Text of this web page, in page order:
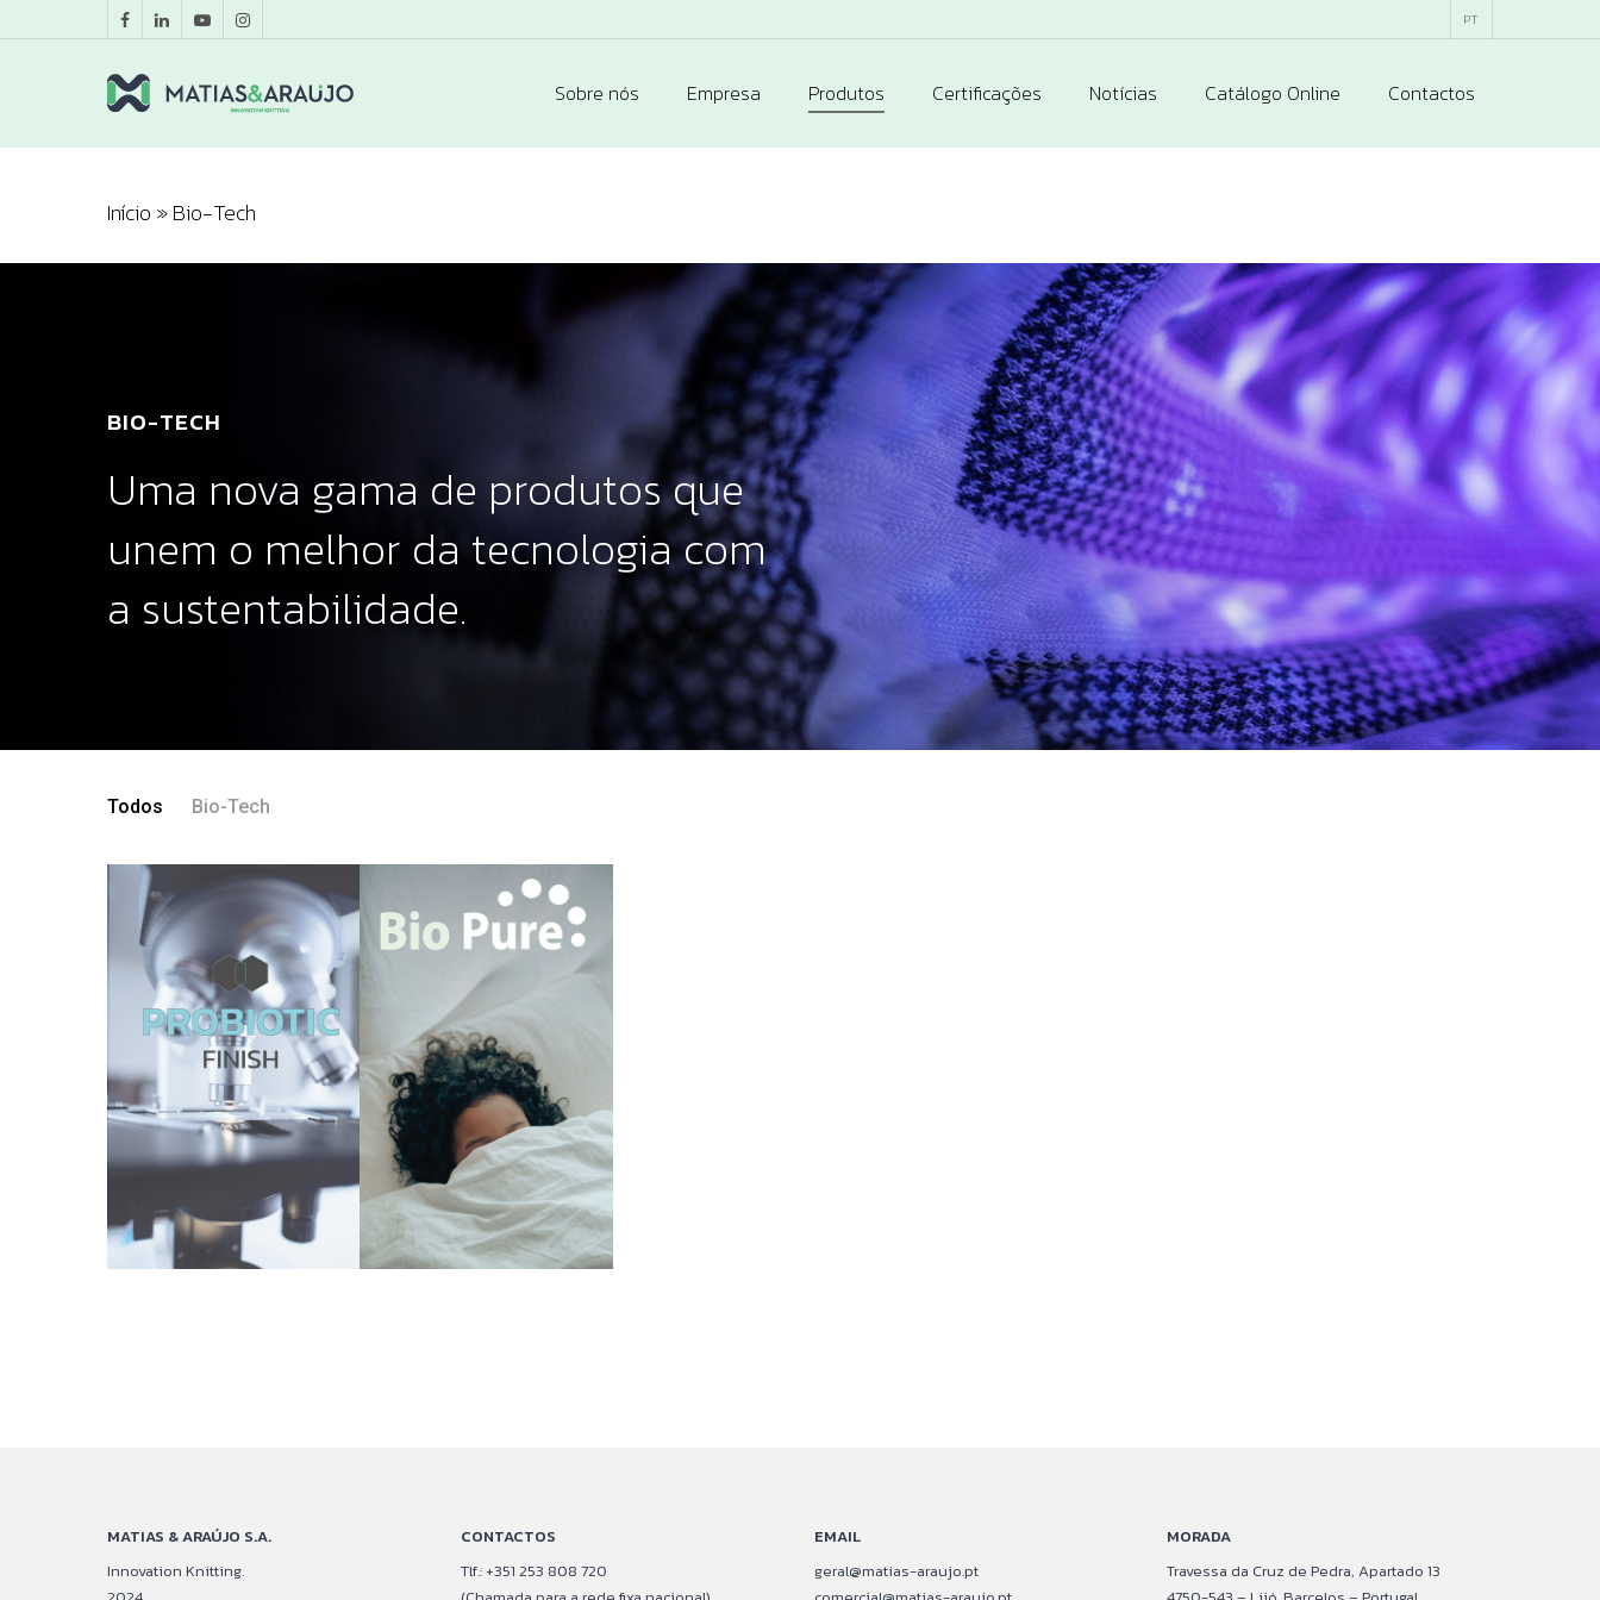
PT
Sobre nós Empresa Produtos Certificações Notícias Catálogo Online Contactos
Início »Bio-Tech
BIO-TECH
Uma nova gama de produtos que
unem o melhor da tecnologia com
a sustentabilidade.
Todos Bio-Tech
MATIAS & ARAÚJO S.A.
Innovation Knitting.
CONTACTOS
Tlf.: +351 253 808 720
EMAIL
geral@matias-araujo.pt
MORADA
Travessa da Cruz de Pedra, Apartado 13